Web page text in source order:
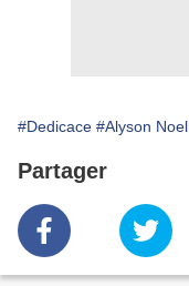
#Dedicace #Alyson Noel
Partager